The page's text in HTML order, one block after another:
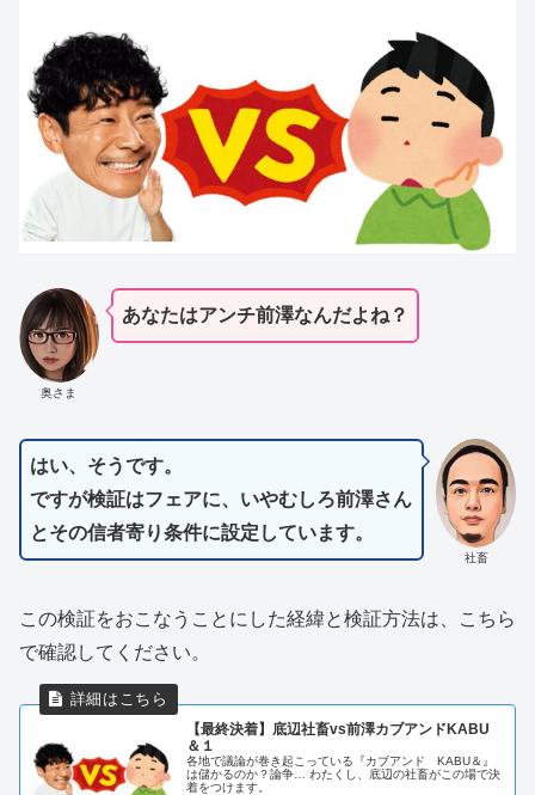
奥さま
あなたはアンチ前澤なんだよね？
社畜
はい、そうです。
ですが検証はフェアに、いやむしろ前澤さん
とその信者寄り条件に設定しています。
この検証をおこなうことにした経緯と検証方法は、こちら
で確認してください。
【最終決着】底辺社畜vs前澤カブアンドKABU
＆１
各地で議論が巻き起こっている『カブアンド KABU＆』
は儲かるのか？論争… わたくし、底辺の社畜がこの場で決
着をつけます。